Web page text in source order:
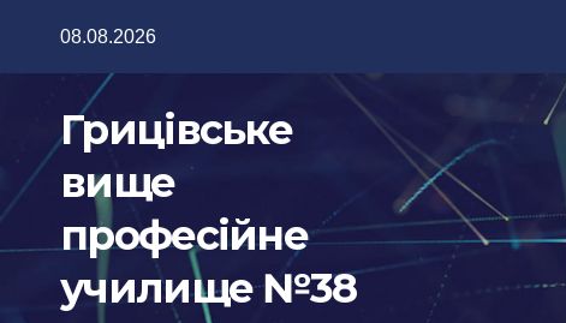
08.08.2026
Грицівське
вище
професійне
училище №38